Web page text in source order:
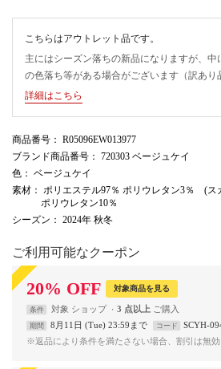
こちらはアウトレット品です。
主にはシーズン落ちの新品になりますが、
の色落ち等がある場合がございます（訳あり
詳細はこちら
商品番号 ： R05096EW013977
ブランド商品番号 ： 720303 ベージュケイ
色 ： ベージュケイ
素材 ： ポリエステル97％ ポリウレタン3％ (ス
ポリウレタン10％
シーズン ： 2024年 秋冬
ご利用可能なクーポン
20% OFF 対象商品を見る
条件 対象 ショップ 3 点以上
期間 8月11日 (Tue) 23:59まで コード
SCYH-
※返品により条件を満たさない場合、割引は無